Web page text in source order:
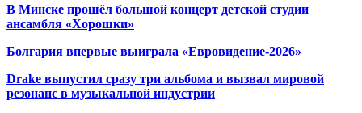
В Минске прошёл большой концерт детской студии
ансамбля «Хорошки»
Болгария впервые выиграла «Евровидение-2026»
Drake выпустил сразу три альбома и вызвал мировой
резонанс в музыкальной индустрии